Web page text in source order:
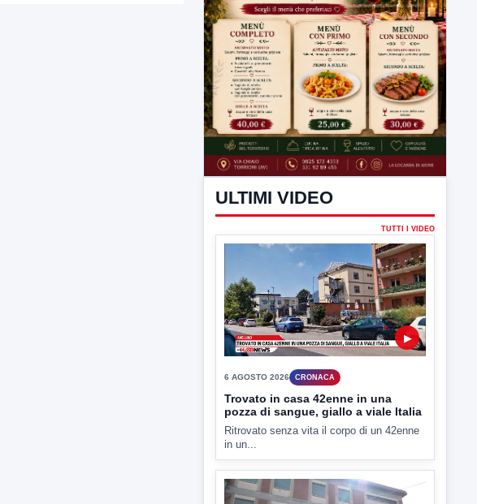
ULTIMI VIDEO
TUTTI I VIDEO
▶
6 AGOSTO 2026 CRONACA
Trovato in casa 42enne in una
pozza di sangue, giallo a viale Italia
Ritrovato senza vita il corpo di un 42enne
in un...